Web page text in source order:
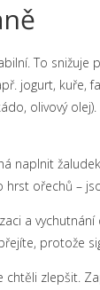
To
jogurt, kuře,
olivový
naplnit
ořechů –
a
protože
zlepšit.